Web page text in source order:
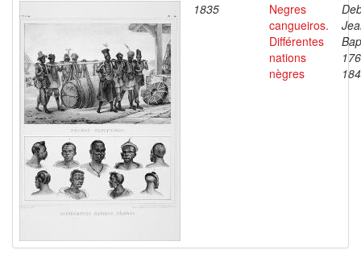
1835
Negres
cangueiros.
Différentes
nations
nègres